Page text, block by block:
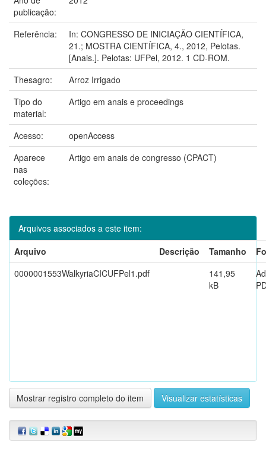
publicação:
Referência:
In: CONGRESSO DE INICIAÇÃO CIENTÍFICA,
21.; MOSTRA CIENTÍFICA, 4., 2012, Pelotas.
[Anais.]. Pelotas: UFPel, 2012. 1 CD-ROM.
Thesagro:
Arroz Irrigado
Tipo do
material:
Artigo em anais e proceedings
Acesso:
openAccess
Aparece
nas
coleções:
Artigo em anais de congresso (CPACT)
Arquivos associados a este item:
Arquivo
Descrição Tamanho
0000001553WalkyriaCICUFPel1.pdf
141,95
kB
Mostrar registro completo do item Visualizar estatísticas